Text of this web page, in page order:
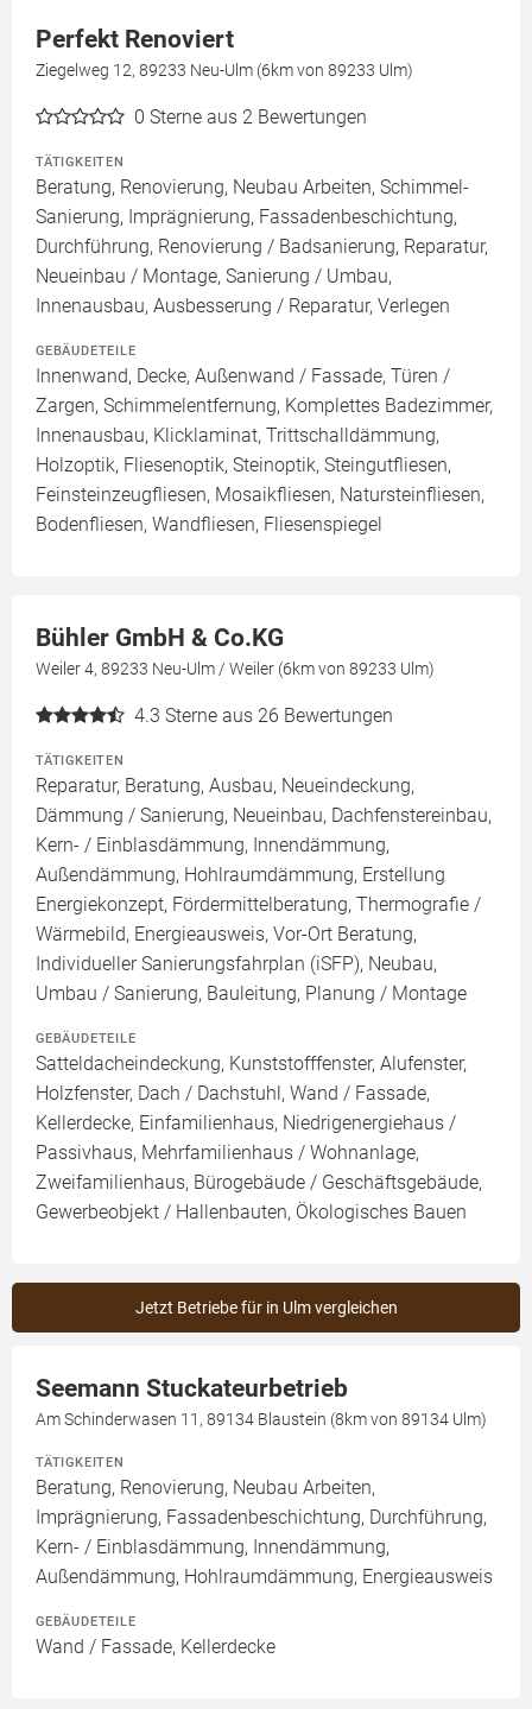
Perfekt Renoviert
Ziegelweg 12, 89233 Neu-Ulm (6km von 89233 Ulm)
0 Sterne aus 2 Bewertungen
TÄTIGKEITEN
Beratung, Renovierung, Neubau Arbeiten, Schimmel-
Sanierung, Imprägnierung, Fassadenbeschichtung,
Durchführung, Renovierung / Badsanierung, Reparatur,
Neueinbau / Montage, Sanierung / Umbau,
Innenausbau, Ausbesserung / Reparatur, Verlegen
GEBÄUDETEILE
Innenwand, Decke, Außenwand / Fassade, Türen /
Zargen, Schimmelentfernung, Komplettes Badezimmer,
Innenausbau, Klicklaminat, Trittschalldämmung,
Holzoptik, Fliesenoptik, Steinoptik, Steingutfliesen,
Feinsteinzeugfliesen, Mosaikfliesen, Natursteinfliesen,
Bodenfliesen, Wandfliesen, Fliesenspiegel
Bühler GmbH & Co.KG
Weiler 4, 89233 Neu-Ulm / Weiler (6km von 89233 Ulm)
4.3 Sterne aus 26 Bewertungen
TÄTIGKEITEN
Reparatur, Beratung, Ausbau, Neueindeckung,
Dämmung / Sanierung, Neueinbau, Dachfenstereinbau,
Kern- / Einblasdämmung, Innendämmung,
Außendämmung, Hohlraumdämmung, Erstellung
Energiekonzept, Fördermittelberatung, Thermografie /
Wärmebild, Energieausweis, Vor-Ort Beratung,
Individueller Sanierungsfahrplan (iSFP), Neubau,
Umbau / Sanierung, Bauleitung, Planung / Montage
GEBÄUDETEILE
Satteldacheindeckung, Kunststofffenster, Alufenster,
Holzfenster, Dach / Dachstuhl, Wand / Fassade,
Kellerdecke, Einfamilienhaus, Niedrigenergiehaus /
Passivhaus, Mehrfamilienhaus / Wohnanlage,
Zweifamilienhaus, Bürogebäude / Geschäftsgebäude,
Gewerbeobjekt / Hallenbauten, Ökologisches Bauen
Jetzt Betriebe für in Ulm vergleichen
Seemann Stuckateurbetrieb
Am Schinderwasen 11, 89134 Blaustein (8km von 89134 Ulm)
TÄTIGKEITEN
Beratung, Renovierung, Neubau Arbeiten,
Imprägnierung, Fassadenbeschichtung, Durchführung,
Kern- / Einblasdämmung, Innendämmung,
Außendämmung, Hohlraumdämmung, Energieausweis
GEBÄUDETEILE
Wand / Fassade, Kellerdecke